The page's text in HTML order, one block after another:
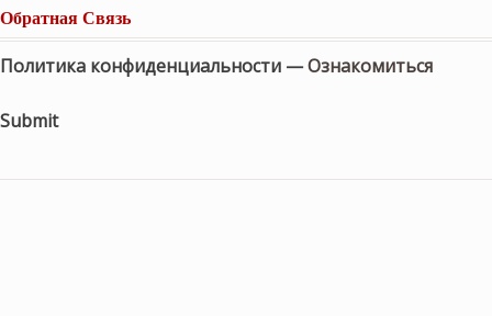
Обратная Связь
Политика конфиденциальности —Ознакомиться
Submit